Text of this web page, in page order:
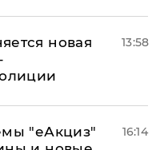
новая
13:58
"еАкциз"
16:14